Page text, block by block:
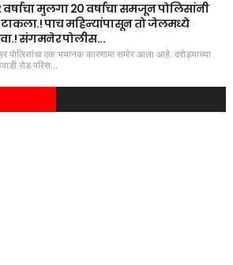
वर्षाचा मुलगा 20 वर्षाचा समजून पोलिसांनी
पाच महिन्यांपासून तो जेलमध्ये
संगमनेर पोलीस...
एक भयानक कारणामा समोर आला आहे. दरोड्याच्या
रोड परिस...